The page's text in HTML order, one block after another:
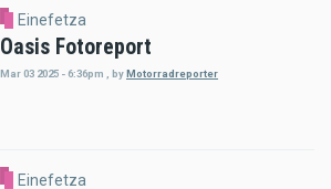
Einefetza
Oasis Fotoreport
Mar 03 2025 - 6:36pm , by Motorradreporter
Einefetza